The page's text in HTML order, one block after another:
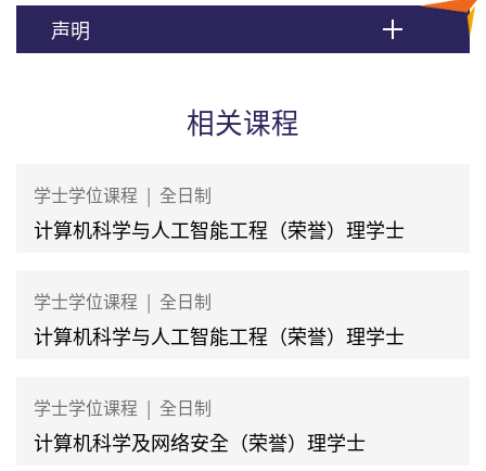
声明
相关课程
学士学位课程 | 全日制
计算机科学与人工智能工程（荣誉）理学士
学士学位课程 | 全日制
计算机科学与人工智能工程（荣誉）理学士
学士学位课程 | 全日制
计算机科学及网络安全（荣誉）理学士